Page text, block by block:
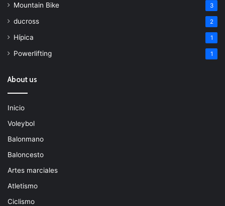
Mountain Bike 3
ducross 2
Hípica 1
Powerlifting 1
About us
Inicio
Voleybol
Balonmano
Baloncesto
Artes marciales
Atletismo
Ciclismo